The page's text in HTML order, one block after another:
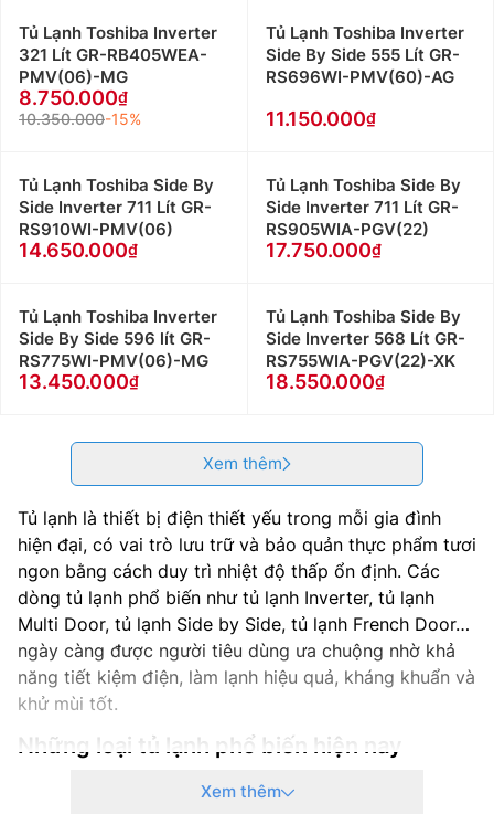
Tủ Lạnh Toshiba Inverter
321 Lít GR-RB405WEA-
PMV(06)-MG
8.750.000
10.350.000-15%
Tủ Lạnh Toshiba Inverter
Side By Side 555 Lít GR-
RS696WI-PMV(60)-AG
11.150.000
Tủ Lạnh Toshiba Side By
Side Inverter 711 Lít GR-
RS910WI-PMV(06)
14.650.000
Tủ Lạnh Toshiba Side By
Side Inverter 711 Lít GR-
RS905WIA-PGV(22)
17.750.000
Tủ Lạnh Toshiba Inverter
Side By Side 596 lít GR-
RS775WI-PMV(06)-MG
13.450.000
Tủ Lạnh Toshiba Side By
Side Inverter 568 Lít GR-
RS755WIA-PGV(22)-XK
18.550.000
Xem thêm
Tủ lạnh là thiết bị điện thiết yếu trong mỗi gia đình
hiện đại, có vai trò lưu trữ và bảo quản thực phẩm tươi
ngon bằng cách duy trì nhiệt độ thấp ổn định. Các
dòng tủ lạnh phổ biến như tủ lạnh Inverter, tủ lạnh
Multi Door, tủ lạnh Side by Side, tủ lạnh French Door…
ngày càng được người tiêu dùng ưa chuộng nhờ khả
năng tiết kiệm điện, làm lạnh hiệu quả, kháng khuẩn và
khử mùi tốt.
Những loại tủ lạnh phổ biến hiện nay
Xem thêm